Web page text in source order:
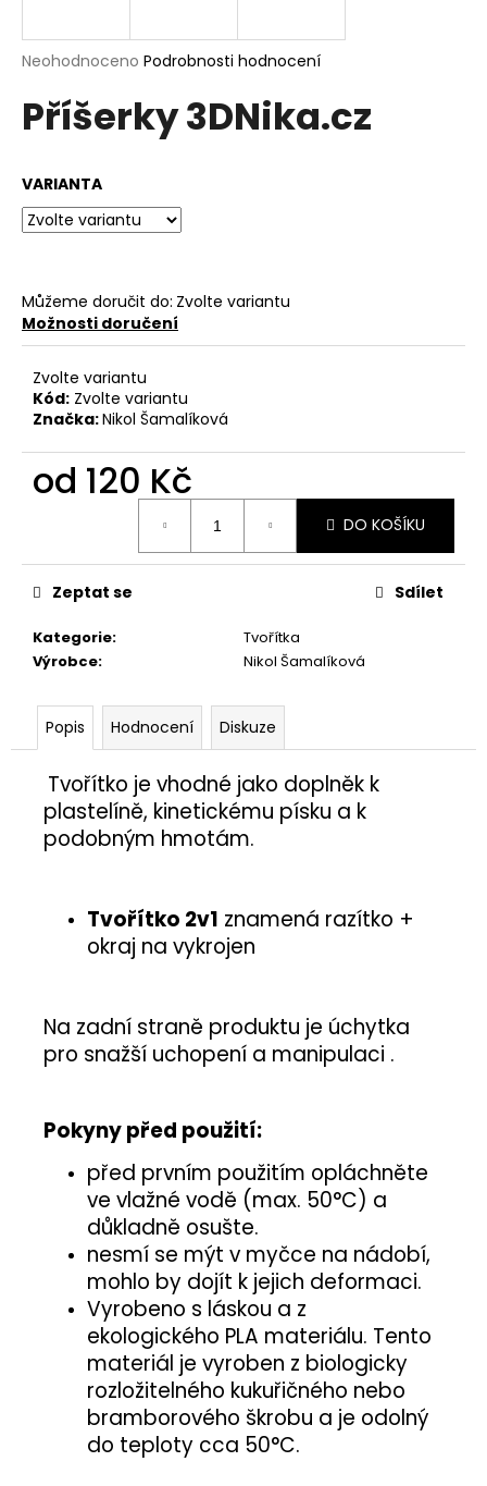
Průměrné
produktu
je
5
hvězdiček.
Neohodnoceno Podrobnosti hodnocení
Příšerky 3DNika.cz
VARIANTA
Můžeme doručit do: Zvolte variantu
Možnosti doručení
Zvolte variantu
Kód: Zvolte variantu
Značka:Nikol Šamalíková
od 120 Kč
DO KOŠÍKU
Kategorie:
Tvořítka
Výrobce: Nikol Šamalíková
Zeptat se Sdílet
Popis Hodnocení Diskuze
Tvořítko je vhodné jako doplněk k
plastelíně, kinetickému písku a k
podobným hmotám.
Tvořítko 2v1 znamená razítko +
okraj na vykrojen
Na zadní straně produktu je úchytka
pro snažší uchopení a manipulaci .
Pokyny před použití:
před prvním použitím opláchněte
ve vlažné vodě (max. 50°C) a
důkladně osušte.
nesmí se mýt v myčce na nádobí,
mohlo by dojít k jejich deformaci.
Vyrobeno s láskou a z
ekologického PLA materiálu. Tento
materiál je vyroben z biologicky
rozložitelného kukuřičného nebo
bramborového škrobu a je odolný
do teploty cca 50°C.
j
t
?
D
o
p
o
č
e
m
MISKA
RYBIČKAMI